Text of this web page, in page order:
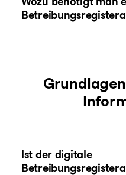
Ist der digitale